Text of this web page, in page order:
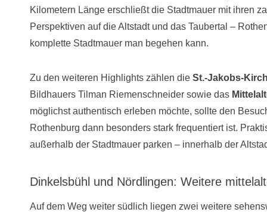
Kilometern Länge erschließt die Stadtmauer mit ihren
Perspektiven auf die Altstadt und das Taubertal –
komplette Stadtmauer man begehen kann.
Zu den weiteren Highlights zählen die St.-Jakobs-
Bildhauers Tilman Riemenschneider sowie das
möglichst authentisch erleben möchte, sollte den
Rothenburg dann besonders stark frequentiert ist.
außerhalb der Stadtmauer parken – innerhalb der
Dinkelsbühl und Nördlingen: Weitere
Auf dem Weg weiter südlich liegen zwei weitere